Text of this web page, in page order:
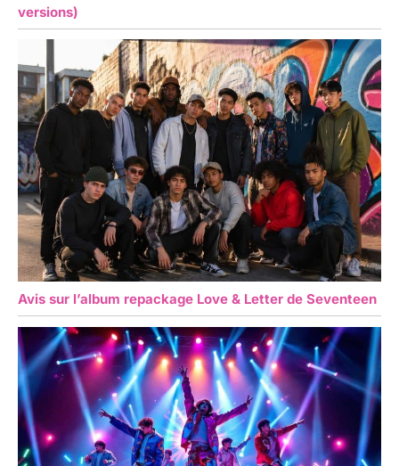
versions)
Avis sur l’album repackage Love & Letter de Seventeen